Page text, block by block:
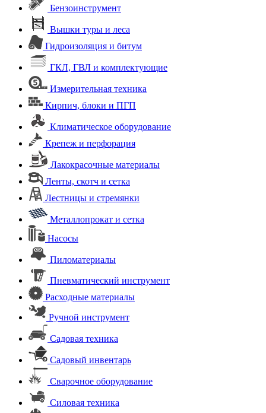
Бензоинструмент
Вышки туры и леса
Гидроизоляция и битум
ГКЛ, ГВЛ и комплектующие
Измерительная техника
Кирпич, блоки и ПГП
Климатическое оборудование
Крепеж и перфорация
Лакокрасочные материалы
Ленты, скотч и сетка
Лестницы и стремянки
Металлопрокат и сетка
Насосы
Пиломатериалы
Пневматический инструмент
Расходные материалы
Ручной инструмент
Садовая техника
Садовый инвентарь
Сварочное оборудование
Силовая техника